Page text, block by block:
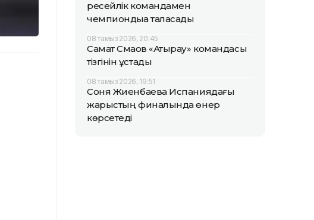
ресейлік командамен
чемпиондыққа таласады
08 тамыз 2026, 20:45
Самат Смақов «Атырау» командасы
тізгінін ұстады
08 тамыз 2026, 19:51
Соня Жиенбаева Испаниядағы
жарыстың финалында өнер
көрсетеді